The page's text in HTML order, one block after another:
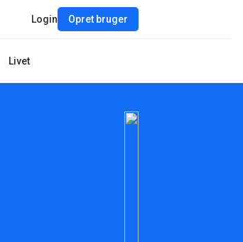
Livet
Login Opret bruger